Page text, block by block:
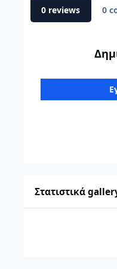
0 reviews 0
Στατιστικά